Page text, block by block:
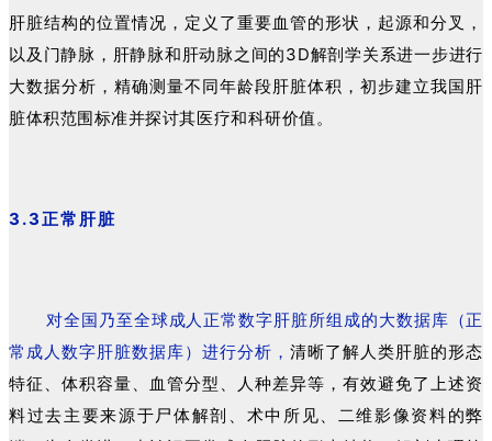
肝脏结构的位置情况，定义了重要血管的形状，起源和分叉，
以及门静脉，肝静脉和肝动脉之间的3D解剖学关系进一步进行
大数据分析，精确测量不同年龄段肝脏体积，初步建立我国肝
脏体积范围标准并探讨其医疗和科研价值。
3.3正常肝脏
对全国乃至全球成人正常数字肝脏所组成的大数据库（正
常成人数字肝脏数据库）进行分析，清晰了解人类肝脏的形态
特征、体积容量、血管分型、人种差异等，有效避免了上述资
料过去主要来源于尸体解剖、术中所见、二维影像资料的弊